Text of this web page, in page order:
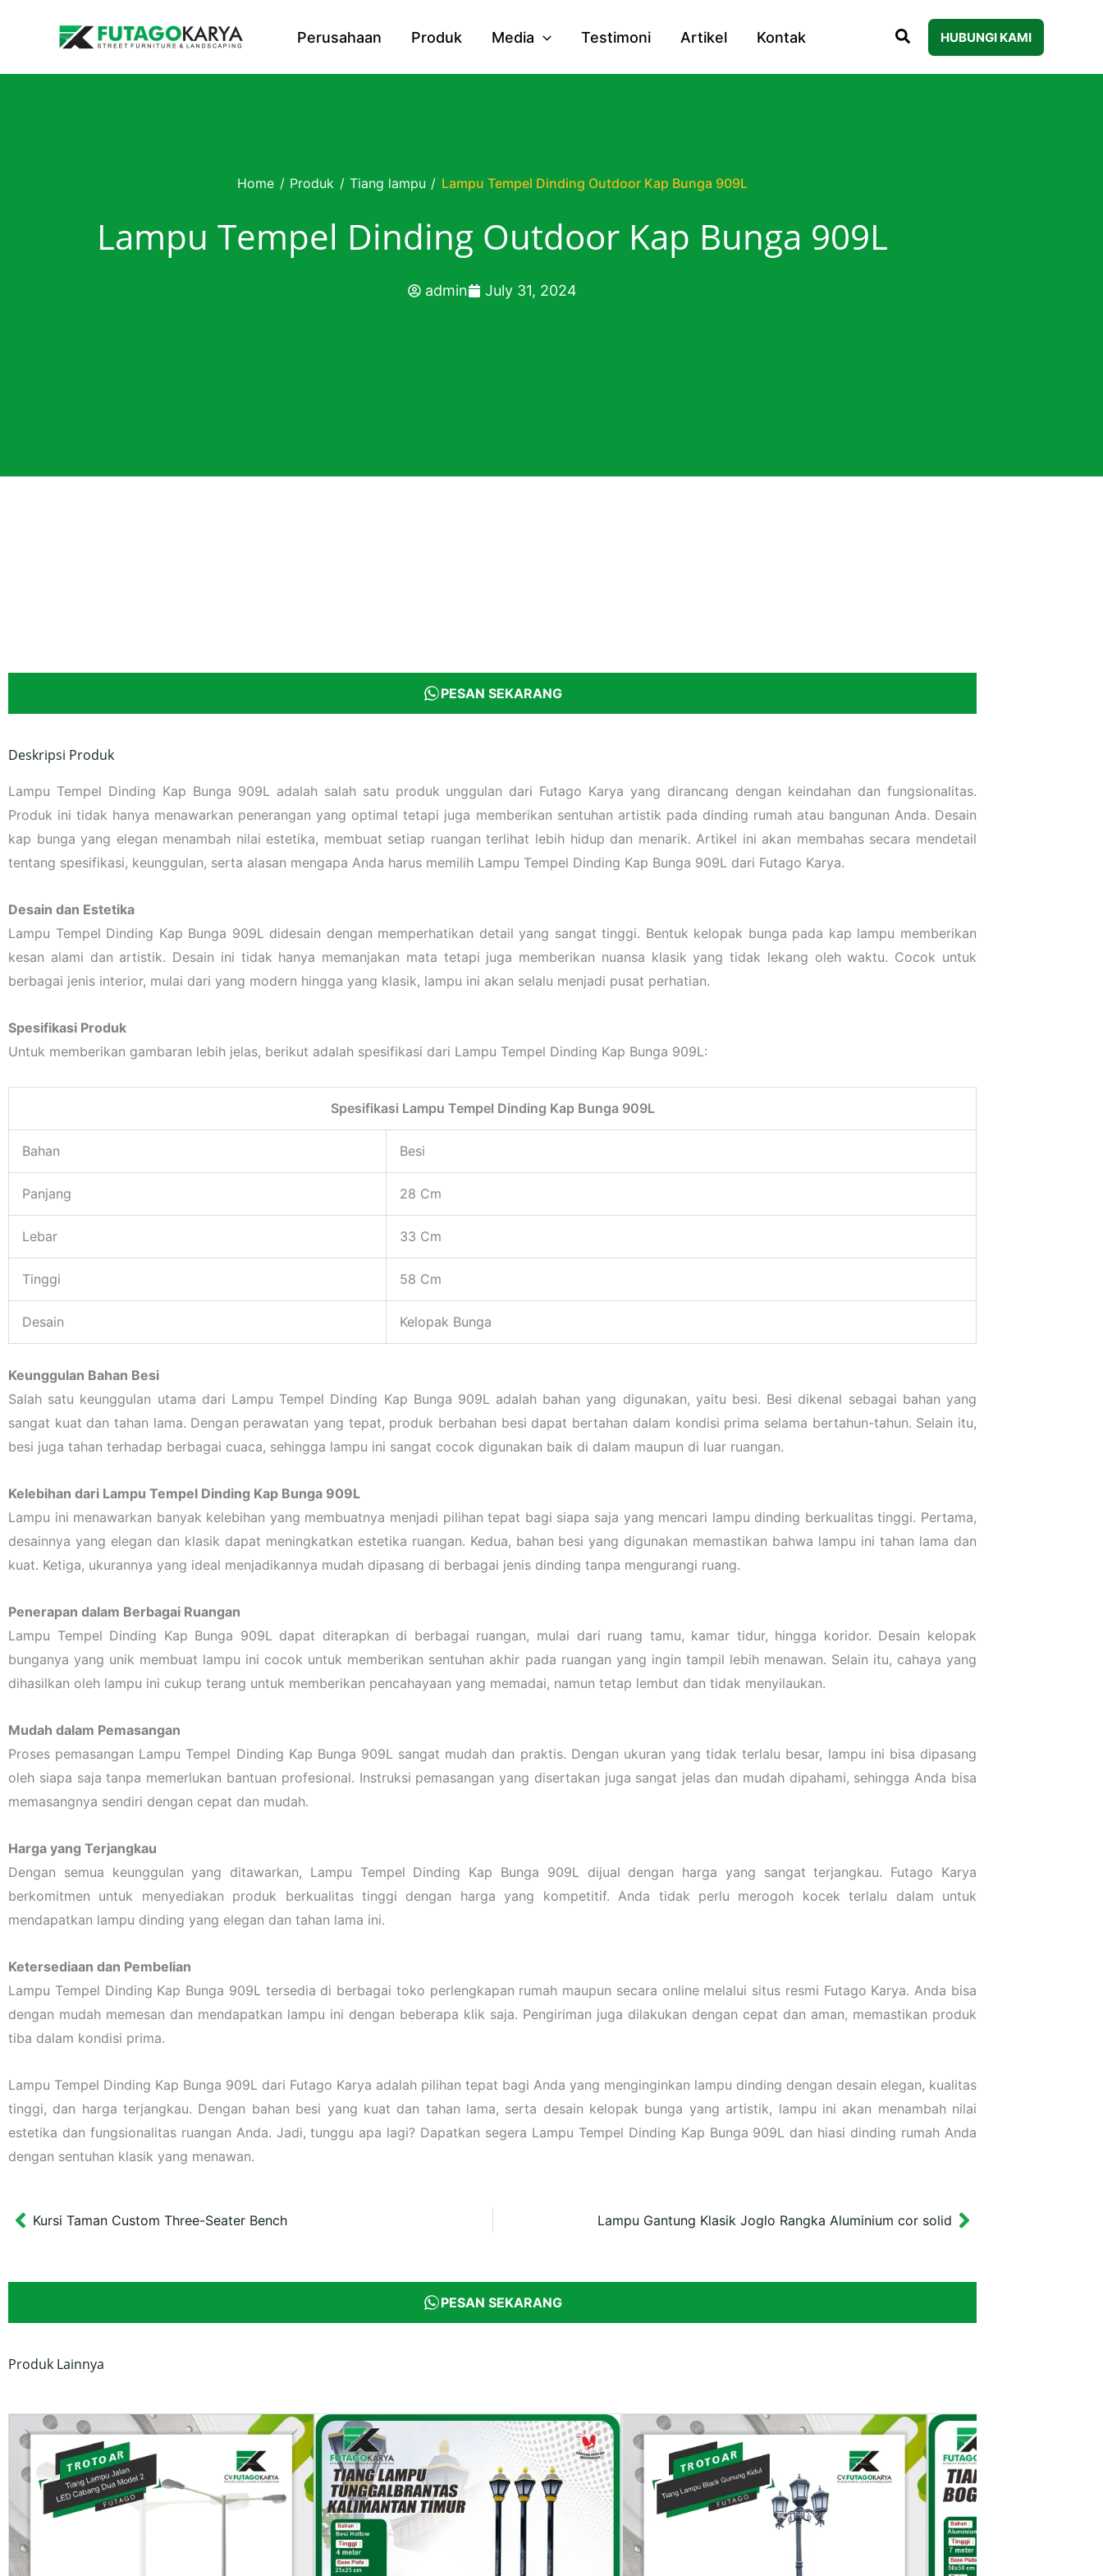
Perusahaan Produk Media Testimoni Artikel Kontak HUBUNGI KAMI
Home / Produk / Tiang lampu / Lampu Tempel Dinding Outdoor Kap Bunga 909L
Lampu Tempel Dinding Outdoor Kap Bunga 909L
admin July 31, 2024
PESAN SEKARANG
Deskripsi Produk
Lampu Tempel Dinding Kap Bunga 909L adalah salah satu produk unggulan dari Futago Karya yang dirancang dengan keindahan dan fungsionalitas.
Produk ini tidak hanya menawarkan penerangan yang optimal tetapi juga memberikan sentuhan artistik pada dinding rumah atau bangunan Anda. Desain
kap bunga yang elegan menambah nilai estetika, membuat setiap ruangan terlihat lebih hidup dan menarik. Artikel ini akan membahas secara mendetail
tentang spesifikasi, keunggulan, serta alasan mengapa Anda harus memilih Lampu Tempel Dinding Kap Bunga 909L dari Futago Karya.
Desain dan Estetika
Lampu Tempel Dinding Kap Bunga 909L didesain dengan memperhatikan detail yang sangat tinggi. Bentuk kelopak bunga pada kap lampu memberikan
kesan alami dan artistik. Desain ini tidak hanya memanjakan mata tetapi juga memberikan nuansa klasik yang tidak lekang oleh waktu. Cocok untuk
berbagai jenis interior, mulai dari yang modern hingga yang klasik, lampu ini akan selalu menjadi pusat perhatian.
Spesifikasi Produk
Untuk memberikan gambaran lebih jelas, berikut adalah spesifikasi dari Lampu Tempel Dinding Kap Bunga 909L:
Spesifikasi Lampu Tempel Dinding Kap Bunga 909L
Bahan Besi
Panjang 28 Cm
Lebar 33 Cm
Tinggi 58 Cm
Desain Kelopak Bunga
Keunggulan Bahan Besi
Salah satu keunggulan utama dari Lampu Tempel Dinding Kap Bunga 909L adalah bahan yang digunakan, yaitu besi. Besi dikenal sebagai bahan yang
sangat kuat dan tahan lama. Dengan perawatan yang tepat, produk berbahan besi dapat bertahan dalam kondisi prima selama bertahun-tahun. Selain itu,
besi juga tahan terhadap berbagai cuaca, sehingga lampu ini sangat cocok digunakan baik di dalam maupun di luar ruangan.
Kelebihan dari Lampu Tempel Dinding Kap Bunga 909L
Lampu ini menawarkan banyak kelebihan yang membuatnya menjadi pilihan tepat bagi siapa saja yang mencari lampu dinding berkualitas tinggi. Pertama,
desainnya yang elegan dan klasik dapat meningkatkan estetika ruangan. Kedua, bahan besi yang digunakan memastikan bahwa lampu ini tahan lama dan
kuat. Ketiga, ukurannya yang ideal menjadikannya mudah dipasang di berbagai jenis dinding tanpa mengurangi ruang.
Penerapan dalam Berbagai Ruangan
Lampu Tempel Dinding Kap Bunga 909L dapat diterapkan di berbagai ruangan, mulai dari ruang tamu, kamar tidur, hingga koridor. Desain kelopak
bunganya yang unik membuat lampu ini cocok untuk memberikan sentuhan akhir pada ruangan yang ingin tampil lebih menawan. Selain itu, cahaya yang
dihasilkan oleh lampu ini cukup terang untuk memberikan pencahayaan yang memadai, namun tetap lembut dan tidak menyilaukan.
Mudah dalam Pemasangan
Proses pemasangan Lampu Tempel Dinding Kap Bunga 909L sangat mudah dan praktis. Dengan ukuran yang tidak terlalu besar, lampu ini bisa dipasang
oleh siapa saja tanpa memerlukan bantuan profesional. Instruksi pemasangan yang disertakan juga sangat jelas dan mudah dipahami, sehingga Anda bisa
memasangnya sendiri dengan cepat dan mudah.
Harga yang Terjangkau
Dengan semua keunggulan yang ditawarkan, Lampu Tempel Dinding Kap Bunga 909L dijual dengan harga yang sangat terjangkau. Futago Karya
berkomitmen untuk menyediakan produk berkualitas tinggi dengan harga yang kompetitif. Anda tidak perlu merogoh kocek terlalu dalam untuk
mendapatkan lampu dinding yang elegan dan tahan lama ini.
Ketersediaan dan Pembelian
Lampu Tempel Dinding Kap Bunga 909L tersedia di berbagai toko perlengkapan rumah maupun secara online melalui situs resmi Futago Karya. Anda bisa
dengan mudah memesan dan mendapatkan lampu ini dengan beberapa klik saja. Pengiriman juga dilakukan dengan cepat dan aman, memastikan produk
tiba dalam kondisi prima.
Lampu Tempel Dinding Kap Bunga 909L dari Futago Karya adalah pilihan tepat bagi Anda yang menginginkan lampu dinding dengan desain elegan, kualitas
tinggi, dan harga terjangkau. Dengan bahan besi yang kuat dan tahan lama, serta desain kelopak bunga yang artistik, lampu ini akan menambah nilai
estetika dan fungsionalitas ruangan Anda. Jadi, tunggu apa lagi? Dapatkan segera Lampu Tempel Dinding Kap Bunga 909L dan hiasi dinding rumah Anda
dengan sentuhan klasik yang menawan.
Prev
Kursi Taman Custom Three-Seater Bench Lampu Gantung Klasik Joglo Rangka Aluminium cor solid Next
PESAN SEKARANG
Produk Lainnya